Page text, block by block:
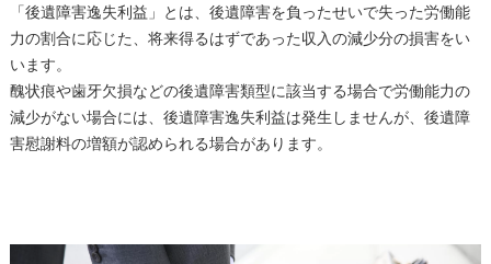
「後遺障害逸失利益」とは、後遺障害を負ったせいで失った労働能
力の割合に応じた、将来得るはずであった収入の減少分の損害をい
います。
醜状痕や歯牙欠損などの後遺障害類型に該当する場合で労働能力の
減少がない場合には、後遺障害逸失利益は発生しませんが、後遺障
害慰謝料の増額が認められる場合があります。